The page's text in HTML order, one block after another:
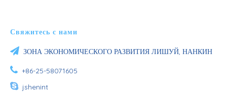
Свяжитесь с нами
 ЗОНА ЭКОНОМИЧЕСКОГО РАЗВИТИЯ ЛИШУЙ, НАНКИН
 +86-25-58071605
 jshenint